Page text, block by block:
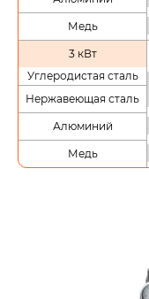
Медь
3 кВт
Углеродистая сталь
Нержавеющая сталь
Алюминий
Медь